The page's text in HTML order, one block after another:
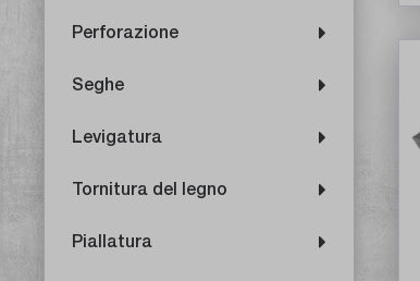
Perforazione
Seghe
Levigatura
Tornitura del legno
Piallatura